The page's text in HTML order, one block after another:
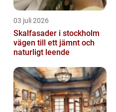
03 juli 2026
Skalfasader i stockholm
vägen till ett jämnt och
naturligt leende